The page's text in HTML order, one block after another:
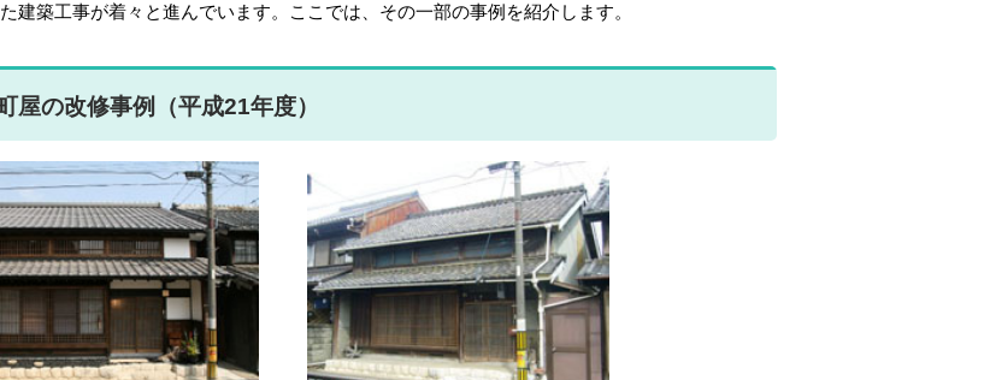
建築工事が着々と進んでいます。ここでは、その一部の事例を紹介します。
屋の改修事例（平成21年度）